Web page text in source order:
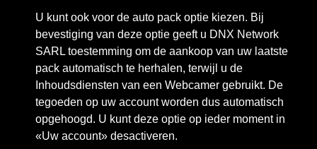
U kunt ook voor de auto pack optie kiezen. Bij
bevestiging van deze optie geeft u DNX Network
SARL toestemming om de aankoop van uw laatste
pack automatisch te herhalen, terwijl u de
Inhoudsdiensten van een Webcamer gebruikt. De
tegoeden op uw account worden dus automatisch
opgehoogd. U kunt deze optie op ieder moment in
«Uw account» desactiveren.